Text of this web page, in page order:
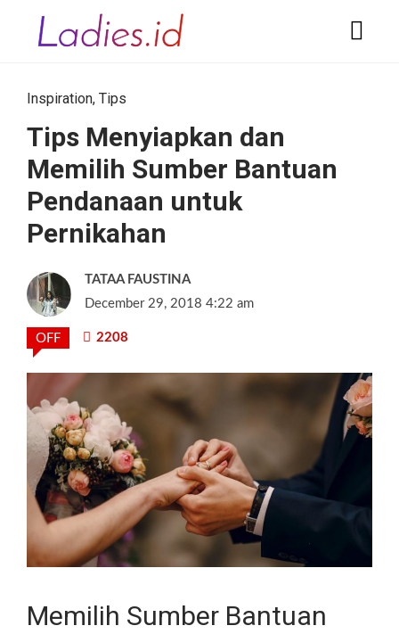
Inspiration, Tips
Tips Menyiapkan dan
Memilih Sumber Bantuan
Pendanaan untuk
Pernikahan
TATAA FAUSTINA
December 29, 2018 4:22 am
OFF 2208
Memilih Sumber Bantuan